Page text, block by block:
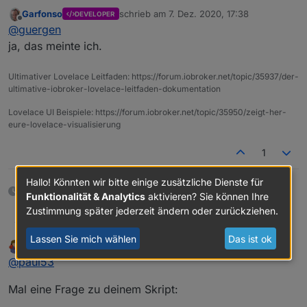
Ok, alles ausgeschaltet.... hatte das immer so
Garfonso DEVELOPER schrieb am 7. Dez. 2020, 17:38
zuletzt editiert von
@guergen
ja, das meinte ich.
Ultimativer Lovelace Leitfaden: https://forum.iobroker.net/topic/35937/der-
ultimative-iobroker-lovelace-leitfaden-dokumentation
Lovelace UI Beispiele: https://forum.iobroker.net/topic/35950/zeigt-her-
eure-lovelace-visualisierung
1
8 Tagen später
mit dessen common-Eigenschaften erstellt. Bei
gewollten Abweichungen von common-Eigenschaften
des Alias zum Original muss man die zugehörigen //
zuweisen.
// Original-Datenpunkt
const idOrigin = 'mqtt.0.switch.status';
// Bei Nicht-Verwendung Leerstring '' zuweisen
Offline
Segwayschrieb am15. Dez. 2020, 11:56
zuletzt editiert von
@paul53
Mal eine Frage zu deinem Skript:
Hallo! Könnten wir bitte einige zusätzliche Dienste für
Funktionalität & Analytics aktivieren? Sie können Ihre
Zustimmung später jederzeit ändern oder zurückziehen.
Lassen Sie mich wählen Das ist ok